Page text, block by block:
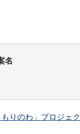
名
りのわ」プロジェク